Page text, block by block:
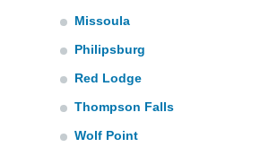
Missoula
Philipsburg
Red Lodge
Thompson Falls
Wolf Point